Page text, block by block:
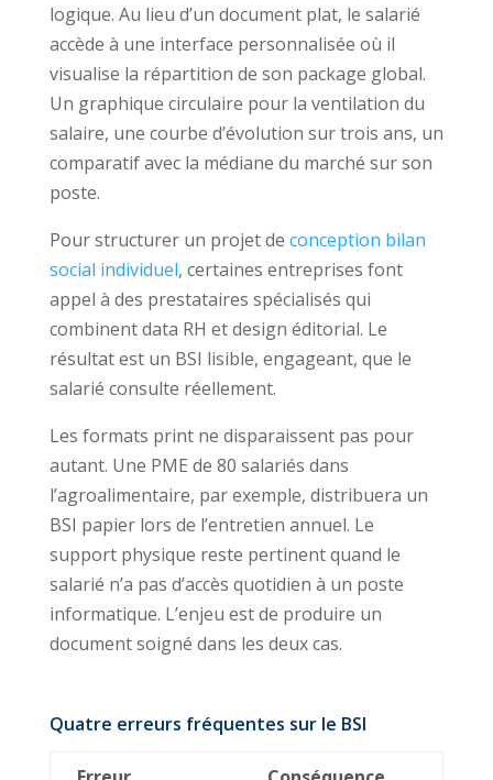
logique. Au lieu d’un document plat, le salarié
accède à une interface personnalisée où il
visualise la répartition de son package global.
Un graphique circulaire pour la ventilation du
salaire, une courbe d’évolution sur trois ans, un
comparatif avec la médiane du marché sur son
poste.
Pour structurer un projet de conception bilan
social individuel, certaines entreprises font
appel à des prestataires spécialisés qui
combinent data RH et design éditorial. Le
résultat est un BSI lisible, engageant, que le
salarié consulte réellement.
Les formats print ne disparaissent pas pour
autant. Une PME de 80 salariés dans
l’agroalimentaire, par exemple, distribuera un
BSI papier lors de l’entretien annuel. Le
support physique reste pertinent quand le
salarié n’a pas d’accès quotidien à un poste
informatique. L’enjeu est de produire un
document soigné dans les deux cas.
Quatre erreurs fréquentes sur le BSI